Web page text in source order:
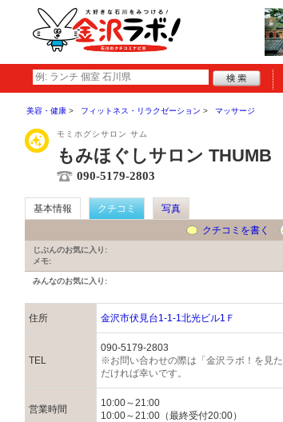
美容・健康 フィットネス・リラクゼーション マッサージ
モミホグシサロン サム
もみほぐしサロン THUMB
090-5179-2803
基本情報 クチコミ
写真
クチコミを書く
じぶんのお気に入り:
メモ:
みんなのお気に入り:
住所 金沢市伏見台1-1-1北光ビル1Ｆ
TEL
090-5179-2803
※お問い合わせの際は「金沢ラボ！を見
だければ幸いです。
営業時間
10:00～21:00
10:00～21:00（最終受付20:00）